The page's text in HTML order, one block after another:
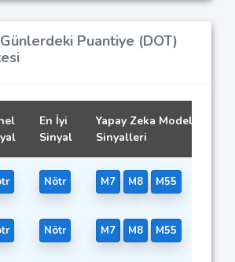
Puantiye (DOT)
En İyi
Sinyal
Yapay Zeka Modellerinin
Sinyalleri
Nötr M7 M8 M55
Nötr M7 M8 M55